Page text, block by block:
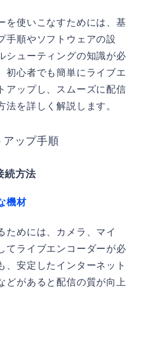
を使いこなすためには、基
手順やソフトウェアの設
シューティングの知識が必
初心者でも簡単にライブエ
アップし、スムーズに配信
法を詳しく解説します。
ップ手順
続方法
機材
ためには、カメラ、マイ
てライブエンコーダーが必
、安定したインターネット
どがあると配信の質が向上